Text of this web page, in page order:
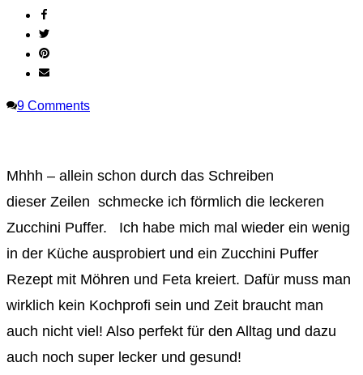
9 Comments
Mhhh – allein schon durch das Schreiben
dieser Zeilen schmecke ich förmlich die leckeren
Zucchini Puffer. Ich habe mich mal wieder ein wenig
in der Küche ausprobiert und ein Zucchini Puffer
Rezept mit Möhren und Feta kreiert. Dafür muss man
wirklich kein Kochprofi sein und Zeit braucht man
auch nicht viel! Also perfekt für den Alltag und dazu
auch noch super lecker und gesund!